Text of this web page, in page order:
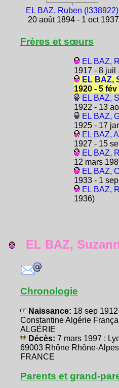
EL BAZ, Ruben (I338922)
20 août 1894 - 1 oct 1937
Frères et sœurs
EL BAZ,
1917 - 8 juil
EL BAZ,
1920 - 5 fév
EL BAZ,
1922 - 13
EL BAZ,
1925 - 17
EL BAZ,
1927 - 15
EL BAZ,
12 mars
EL BAZ,
1933 - 1
EL BAZ,
1936)
EL BAZ,
Chronologie
Naissance: 18 sep 1912
Constantine Algérie
ALGÉRIE
Décès: 7 mars 1997 :
69003 Rhône Rhône-Alpes
FRANCE
Parents et grand-